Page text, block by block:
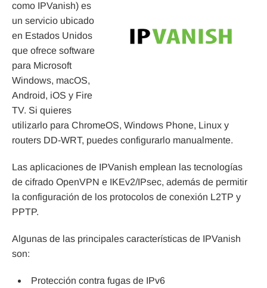
como IPVanish) es
un servicio ubicado
en Estados Unidos
que ofrece software
para Microsoft
Windows, macOS,
Android, iOS y Fire
TV. Si quieres
utilizarlo para ChromeOS, Windows Phone, Linux y
routers DD-WRT, puedes configurarlo manualmente.
Las aplicaciones de IPVanish emplean las tecnologías
de cifrado OpenVPN e IKEv2/IPsec, además de permitir
la configuración de los protocolos de conexión L2TP y
PPTP.
Algunas de las principales características de IPVanish
son:
Protección contra fugas de IPv6